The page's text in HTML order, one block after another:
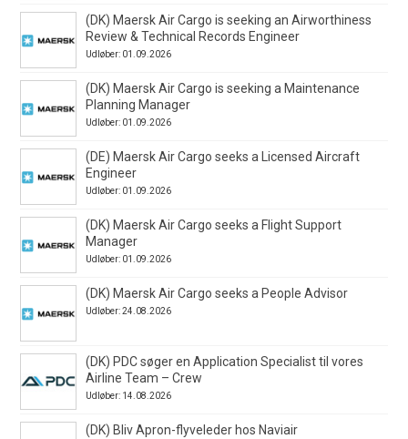
(DK) Maersk Air Cargo is seeking an Airworthiness
Review & Technical Records Engineer
Udløber: 01.09.2026
(DK) Maersk Air Cargo is seeking a Maintenance
Planning Manager
Udløber: 01.09.2026
(DE) Maersk Air Cargo seeks a Licensed Aircraft
Engineer
Udløber: 01.09.2026
(DK) Maersk Air Cargo seeks a Flight Support
Manager
Udløber: 01.09.2026
(DK) Maersk Air Cargo seeks a People Advisor
Udløber: 24.08.2026
(DK) PDC søger en Application Specialist til vores
Airline Team – Crew
Udløber: 14.08.2026
(DK) Bliv Apron-flyveleder hos Naviair